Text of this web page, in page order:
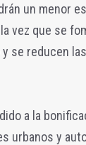
un menor
vez que se
se reducen
a la
urbanos y